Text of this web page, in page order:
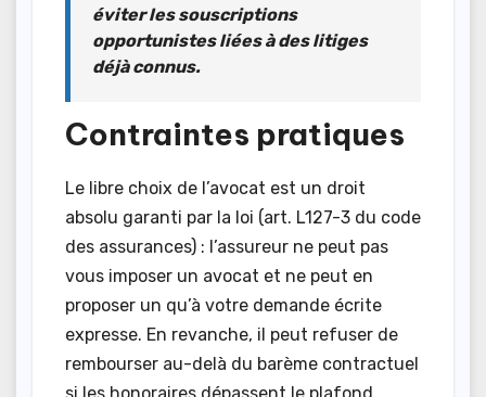
éviter les souscriptions
opportunistes liées à des litiges
déjà connus.
Contraintes pratiques
Le libre choix de l’avocat est un droit
absolu garanti par la loi (art. L127-3 du code
des assurances) : l’assureur ne peut pas
vous imposer un avocat et ne peut en
proposer un qu’à votre demande écrite
expresse. En revanche, il peut refuser de
rembourser au-delà du barème contractuel